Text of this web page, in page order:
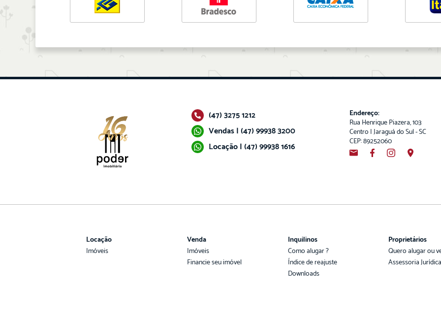
(47) 3275 1212
Vendas | (47) 99938 3200
Locação | (47) 99938 1616
Endereço:
Rua Henrique Piazera, 103
Centro | Jaraguá do Sul - SC
CEP: 89252060
Locação
Imóveis
Venda
Imóveis
Financie seu imóvel
Inquilinos
Como alugar ?
Índice de reajuste
Downloads
Proprietários
Quero alugar ou
Assessoria